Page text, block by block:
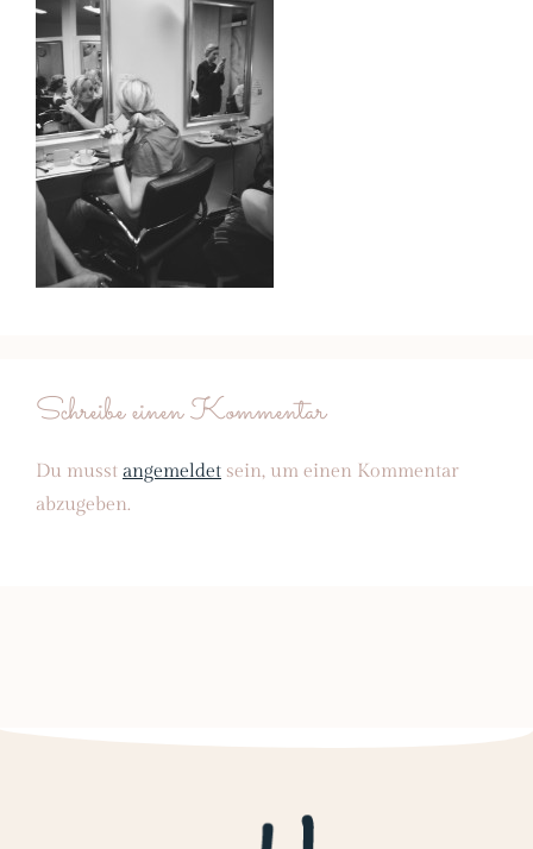
Schreibe einen Kommentar
Du musst angemeldet sein, um einen Kommentar
abzugeben.